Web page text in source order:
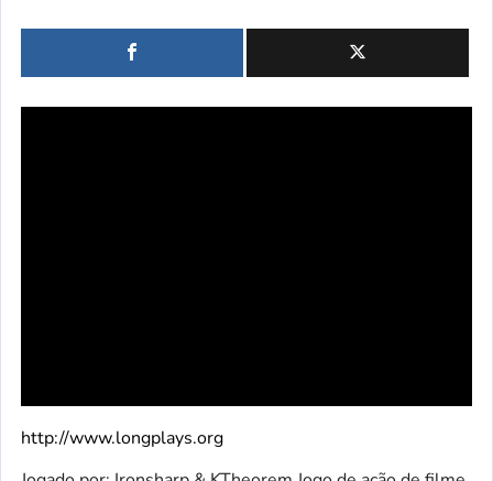
http://www.longplays.org